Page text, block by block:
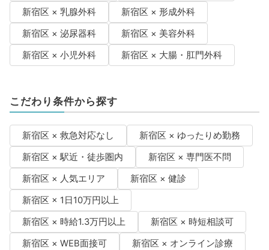
新宿区 × 乳腺外科
新宿区 × 形成外科
新宿区 × 泌尿器科
新宿区 × 美容外科
新宿区 × 小児外科
新宿区 × 大腸・肛門外科
こだわり条件から探す
新宿区 × 救急対応なし
新宿区 × ゆったりめ勤務
新宿区 × 駅近・徒歩圏内
新宿区 × 専門医不問
新宿区 × 人気エリア
新宿区 × 健診
新宿区 × 1日10万円以上
新宿区 × 時給1.3万円以上
新宿区 × 時短相談可
新宿区 × WEB面接可
新宿区 × オンライン診療